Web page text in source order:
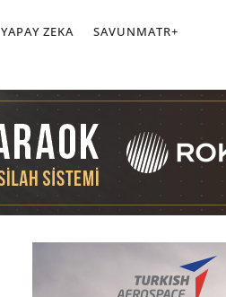
YAPAY ZEKA SAVUNMATR+